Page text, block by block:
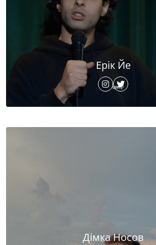
Ерік Йе
Дімка Носов